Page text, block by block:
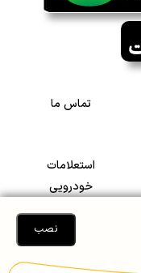
تماس ما
استعلامات
خودرویی
نصب